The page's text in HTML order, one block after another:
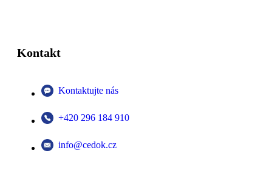
Kontakt
Kontaktujte nás
+420 296 184 910
info@cedok.cz